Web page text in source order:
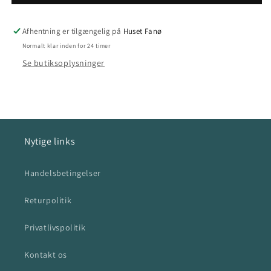
7
7
Afhentning er tilgængelig på Huset Fanø
Normalt klar inden for 24 timer
Se butiksoplysninger
Nytige links
Handelsbetingelser
Returpolitik
Privatlivspolitik
Kontakt os